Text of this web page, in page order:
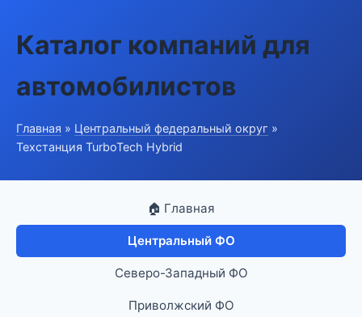
Каталог компаний для
автомобилистов
Главная » Центральный федеральный округ »
Техстанция TurboTech Hybrid
🏠 Главная
Центральный ФО
Северо-Западный ФО
Приволжский ФО